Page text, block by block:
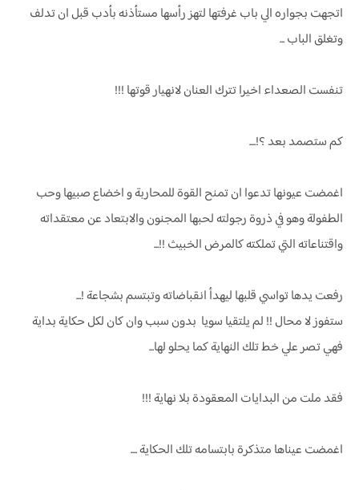
اتجهت بجواره الي باب غرفتها لتهز رأسها مستأذنه بأدب قبل ان تدلف
وتغلق الباب ...
تنفست الصعداء اخيرا تترك العنان لانهيار قوتها !!!
كم ستصمد بعد ؟!....
اغمضت عيونها تدعوا ان تمنح القوة للمحاربة و اخضاع صبيها وحب
الطفولة وهو في ذروة رجولته لحبها المجنون والابتعاد عن معتقداته
واقتناعاته التي تملكته كالمرض الخبيث !!...
رفعت يدها تواسي قلبها ليهدأ انقباضاته وتبتسم بشجاعة !...
ستفوز لا محال !! لم يلتقيا سويا بدون سبب وان كان لكل حكاية بداية
فهي تصر علي خط تلك النهاية كما يحلو لها...
فقد ملت من البدايات المعقودة بلا نهاية !!!
اغمضت عيناها متذكرة بابتسامه تلك الحكاية ....